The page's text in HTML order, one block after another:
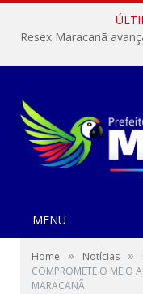
MENU
Home » Notícias »
COMPROMETE O MEIO
MARACANÃ